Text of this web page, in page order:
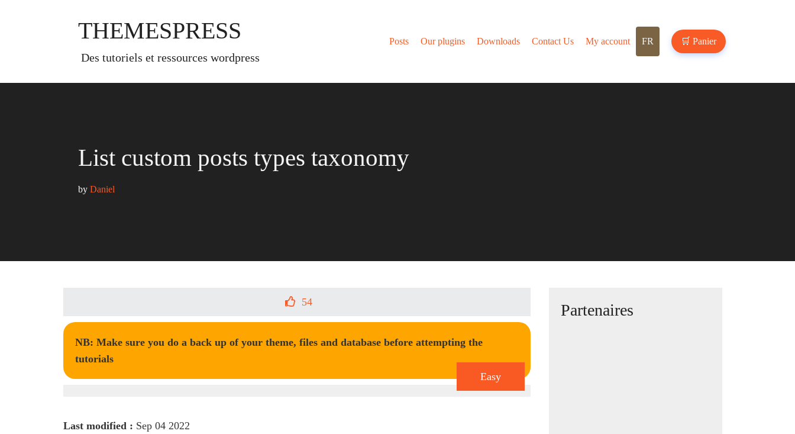
THEMESPRESS
des tutoriels et ressources wordpress
Posts Our plugins Downloads Contact Us My account FR 🛒 Panier
List custom posts types taxonomy
by Daniel
54
NB: Make sure you do a back up of your theme, files and database before attempting the
tutorials
Easy
Last modified : Sep 04 2022
Partenaires